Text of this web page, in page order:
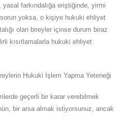
yasal farkındalığa eriştiğinde, yirmi
yoksa, o kişiye hukuki ehliyet
olan bireyler içinse durum biraz
kısıtlamalarla hukuki ehliyet
geçerli bir karar verebilmek
bir arsa almak istiyorsunuz, ancak